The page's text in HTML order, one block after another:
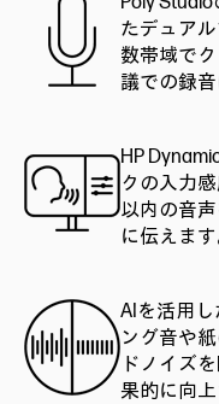
たデュア
数帯域で
議での録音
HP
クの入力
以内の音
に伝えます
AIを活用
ング音や
ドノイズ
果的に向上